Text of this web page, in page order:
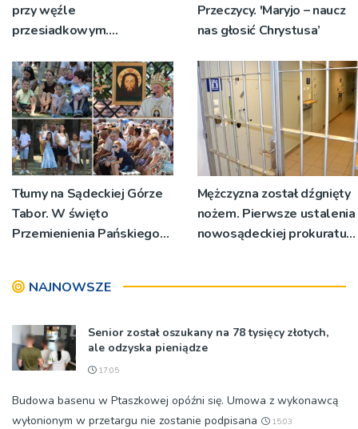
przy węźle
przesiadkowym.
miejsc
Przeczycy. 'Maryjo – naucz
nas głosić Chrystusa’
Tłumy na Sądeckiej Górze
Tabor. W święto
Przemienienia Pańskiego
[ZDJĘCIA]
Mężczyzna został dźgnięty
nożem. Pierwsze ustalenia
nowosądeckiej prokuratury
NAJNOWSZE
Senior został oszukany na 78 tysięcy złotych,
ale odzyska pieniądze
17:05
Budowa basenu w Ptaszkowej opóźni się. Umowa z wykonawcą
wyłonionym w przetargu nie zostanie podpisana
15:03